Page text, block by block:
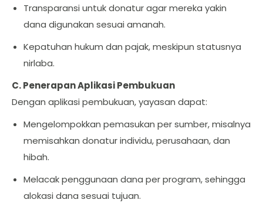
Transparansi untuk donatur agar mereka yakin
dana digunakan sesuai amanah.
Kepatuhan hukum dan pajak, meskipun statusnya
nirlaba.
C. Penerapan Aplikasi Pembukuan
Dengan aplikasi pembukuan, yayasan dapat:
Mengelompokkan pemasukan per sumber, misalnya
memisahkan donatur individu, perusahaan, dan
hibah.
Melacak penggunaan dana per program, sehingga
alokasi dana sesuai tujuan.